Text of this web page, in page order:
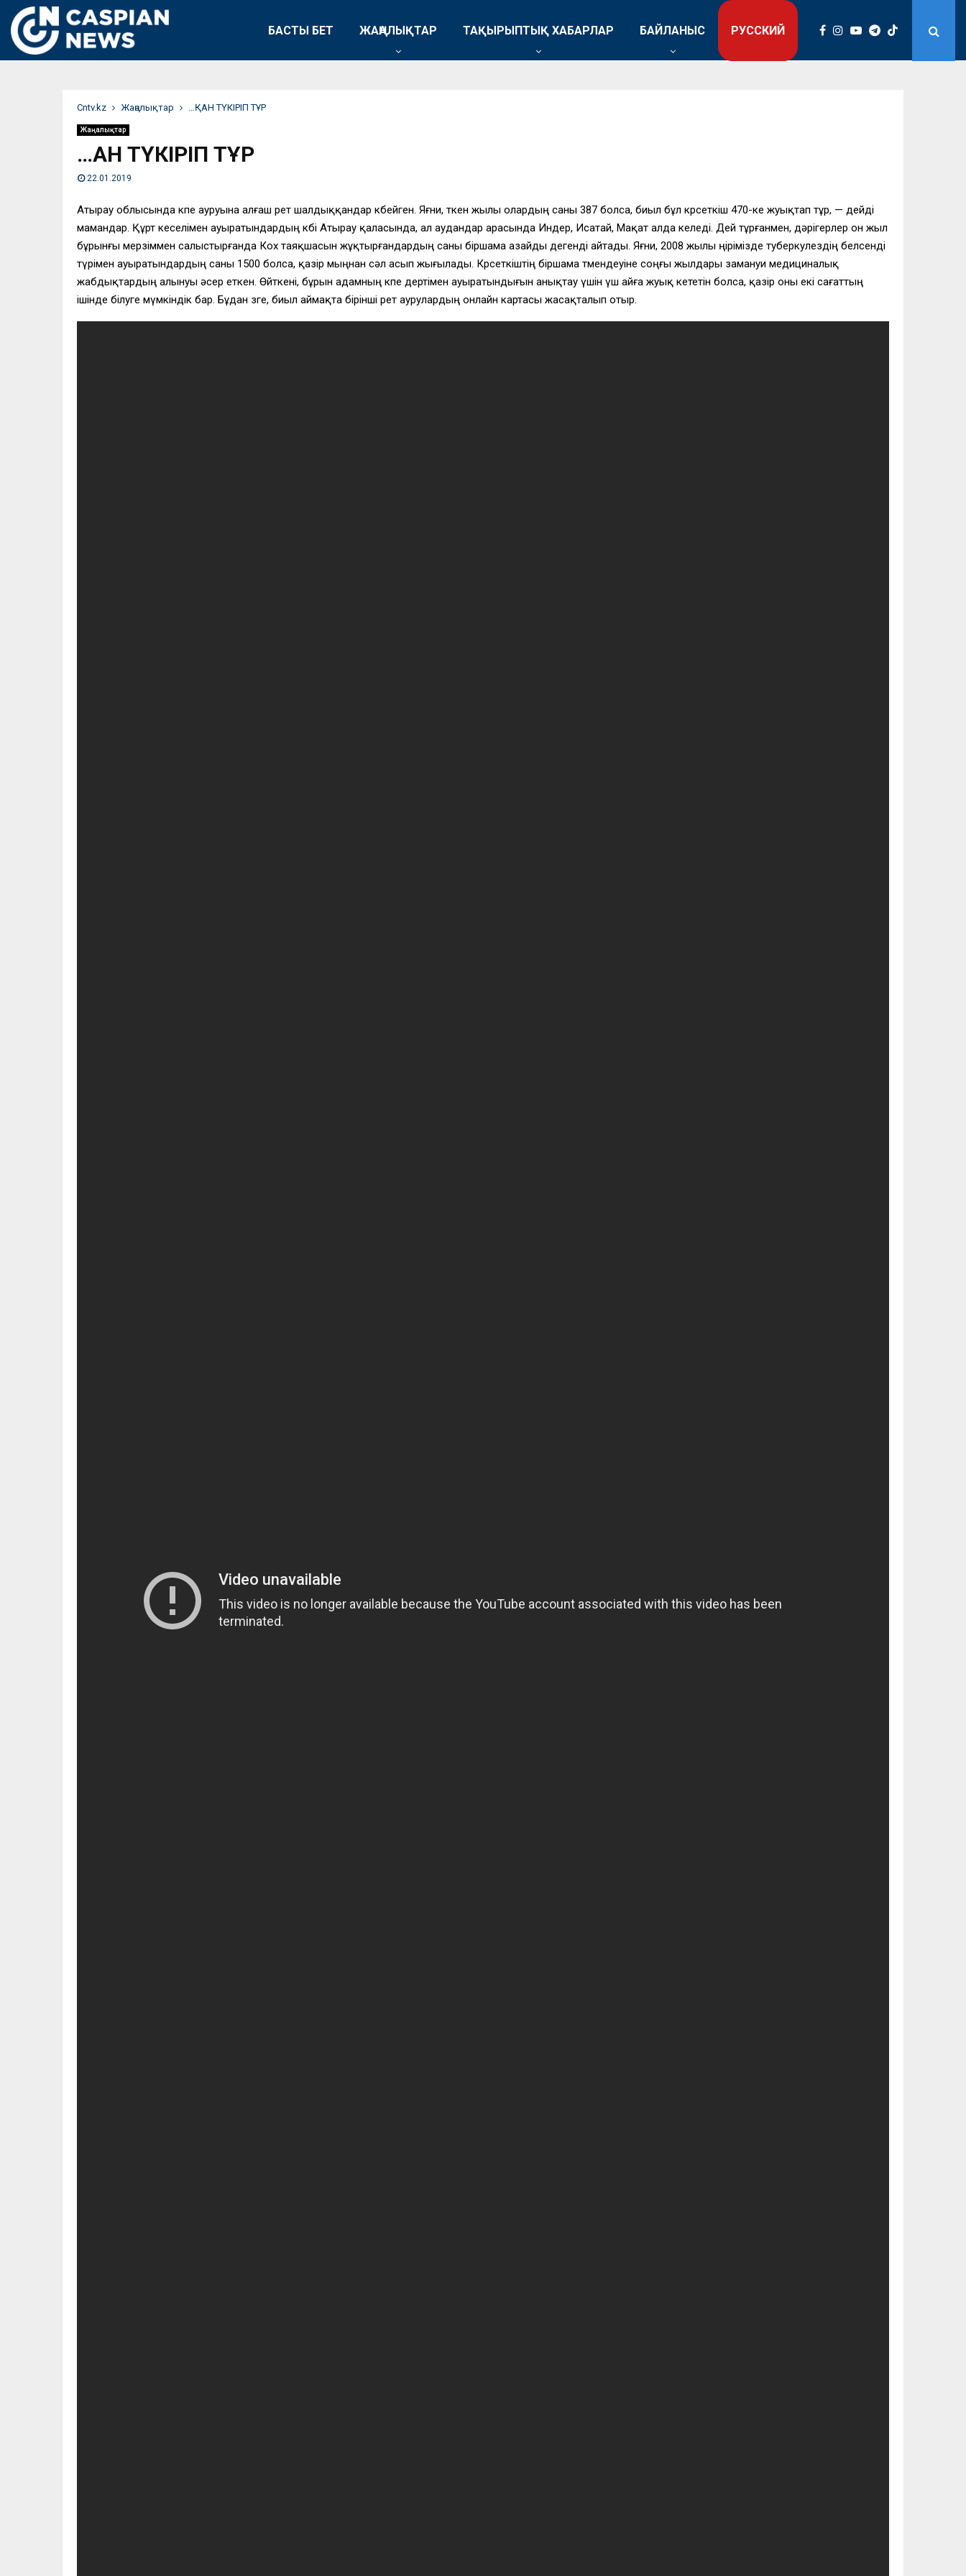
БАСТЫ БЕТ ЖАҢАЛЫҚТАР ТАҚЫРЫПТЫҚ ХАБАРЛАР БАЙЛАНЫС РУССКИЙ
Сntv.kz Жаңалықтар …ҚАН ТҮКІРІП ТҰР
Жаңалықтар
…ҚАН ТҮКІРІП ТҰР
22.01.2019
Атырау облысында өкпе ауруына алғаш рет шалдыққандар көбейген. Яғни, өткен жылы олардың саны 387 болса, биыл бұл көрсеткіш 470-ке жуықтап тұр, — дейді
мамандар. Құрт кеселімен ауыратындардың көбі Атырау қаласында, ал аудандар арасында Индер, Исатай, Мақат алда келеді. Дей тұрғанмен, дәрігерлер он жыл
бұрынғы мерзіммен салыстырғанда Кох таяқшасын жұқтырғандардың саны біршама азайды дегенді айтады. Яғни, 2008 жылы өңірімізде туберкулездің белсенді
түрімен ауыратындардың саны 1500 болса, қазір мыңнан сәл асып жығылады. Көрсеткіштің біршама төмендеуіне соңғы жылдары замануи медициналық
жабдықтардың алынуы әсер еткен. Өйткені, бұрын адамның өкпе дертімен ауыратындығын анықтау үшін үш айға жуық кететін болса, қазір оны екі сағаттың
ішінде білуге мүмкіндік бар. Бұдан өзге, биыл аймақта бірінші рет аурулардың онлайн картасы жасақталып отыр.